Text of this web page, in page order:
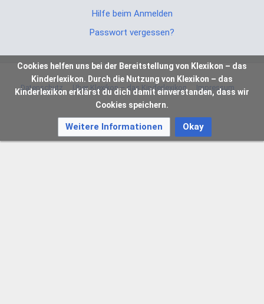
Hilfe beim Anmelden
Passwort vergessen?
Datenschutz Über Klexikon – das Kinderlexikon Impressum
Cookies helfen uns bei der Bereitstellung von Klexikon – das
Kinderlexikon. Durch die Nutzung von Klexikon – das
Kinderlexikon erklärst du dich damit einverstanden, dass wir
Cookies speichern.
Weitere Informationen Okay